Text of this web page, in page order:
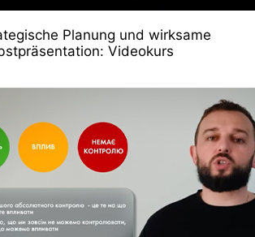
Planung und wirksame
Videokurs